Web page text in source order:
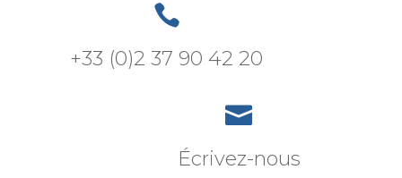

+33 (0)2 37 90 42 20

Écrivez-nous